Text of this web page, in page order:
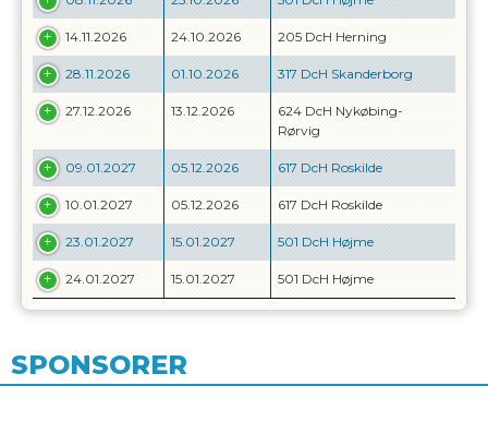
14.11.2026 24.10.2026 205 DcH Herning
28.11.2026 01.10.2026 317 DcH Skanderborg
27.12.2026 13.12.2026
624 DcH Nykøbing-
Rørvig
09.01.2027 05.12.2026 617 DcH Roskilde
10.01.2027 05.12.2026 617 DcH Roskilde
23.01.2027 15.01.2027 501 DcH Højme
24.01.2027 15.01.2027 501 DcH Højme
SPONSORER